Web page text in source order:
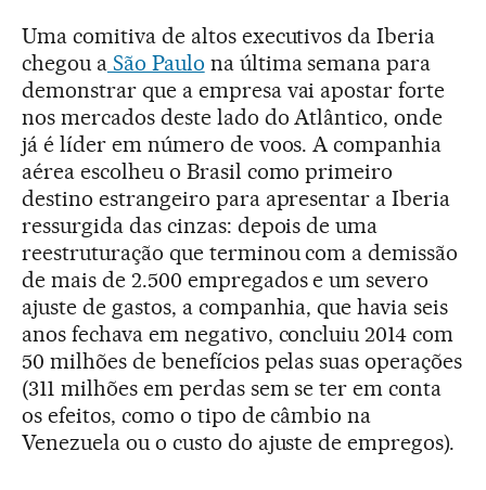
Uma comitiva de altos executivos da Iberia
chegou aSão Paulo na última semana para
demonstrar que a empresa vai apostar forte
nos mercados deste lado do Atlântico, onde
já é líder em número de voos. A companhia
aérea escolheu o Brasil como primeiro
destino estrangeiro para apresentar a Iberia
ressurgida das cinzas: depois de uma
reestruturação que terminou com a demissão
de mais de 2.500 empregados e um severo
ajuste de gastos, a companhia, que havia seis
anos fechava em negativo, concluiu 2014 com
50 milhões de benefícios pelas suas operações
(311 milhões em perdas sem se ter em conta
os efeitos, como o tipo de câmbio na
Venezuela ou o custo do ajuste de empregos).